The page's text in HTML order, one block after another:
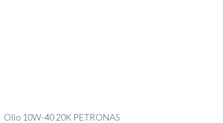
Olio 10W-40 20K PETRONAS